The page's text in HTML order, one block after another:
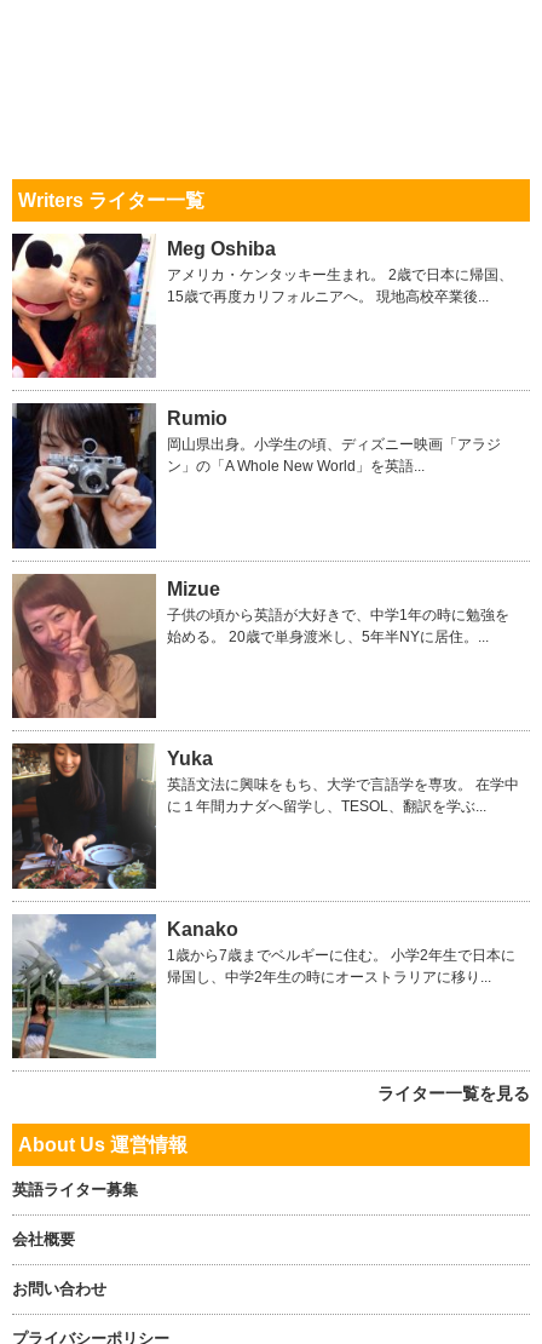
Writers ライター一覧
Meg Oshiba
アメリカ・ケンタッキー生まれ。 2歳で日本に帰国、
15歳で再度カリフォルニアへ。 現地高校卒業後...
Rumio
岡山県出身。小学生の頃、ディズニー映画「アラジ
ン」の「A Whole New World」を英語...
Mizue
子供の頃から英語が大好きで、中学1年の時に勉強を
始める。 20歳で単身渡米し、5年半NYに居住。...
Yuka
英語文法に興味をもち、大学で言語学を専攻。 在学中
に１年間カナダへ留学し、TESOL、翻訳を学ぶ...
Kanako
1歳から7歳までベルギーに住む。 小学2年生で日本に
帰国し、中学2年生の時にオーストラリアに移り...
ライター一覧を見る
About Us 運営情報
英語ライター募集
会社概要
お問い合わせ
プライバシーポリシー